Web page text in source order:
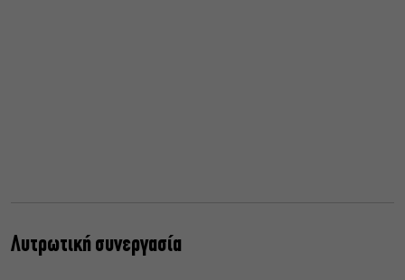
Λυτρωτική συνεργασία